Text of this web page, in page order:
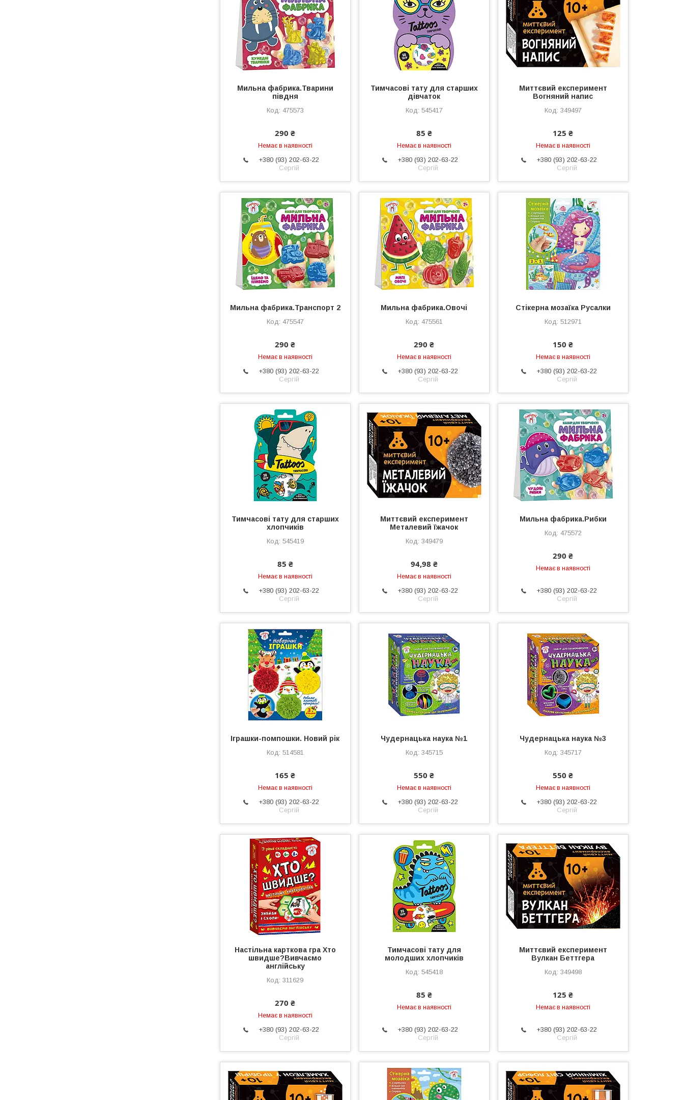
Мильна фабрика.Тварини
півдня
475573
290 ₴
Немає в наявності
+380 (93) 202-63-22
Сергій
Тимчасові тату для старших
дівчаток
545417
85 ₴
Немає в наявності
+380 (93) 202-63-22
Сергій
Миттєвий експеримент
Вогняний напис
349497
125 ₴
Немає в наявності
+380 (93) 202-63-22
Сергій
Мильна фабрика.Транспорт 2
475547
290 ₴
Немає в наявності
+380 (93) 202-63-22
Сергій
Мильна фабрика.Овочі
475561
290 ₴
Немає в наявності
+380 (93) 202-63-22
Сергій
Стікерна мозаїка Русалки
512971
150 ₴
Немає в наявності
+380 (93) 202-63-22
Сергій
Тимчасові тату для старших
хлопчиків
545419
85 ₴
Немає в наявності
+380 (93) 202-63-22
Сергій
Миттєвий експеримент
Металевий їжачок
349479
94,98 ₴
Немає в наявності
+380 (93) 202-63-22
Сергій
Мильна фабрика.Рибки
475572
290 ₴
Немає в наявності
+380 (93) 202-63-22
Сергій
Іграшки-помпошки. Новий рік
514581
165 ₴
Немає в наявності
+380 (93) 202-63-22
Сергій
Чудернацька наука №1
345715
550 ₴
Немає в наявності
+380 (93) 202-63-22
Сергій
Чудернацька наука №3
345717
550 ₴
Немає в наявності
+380 (93) 202-63-22
Сергій
Настільна карткова гра Хто
швидше?Вивчаємо
англійську
311629
270 ₴
Немає в наявності
+380 (93) 202-63-22
Сергій
Тимчасові тату для
молодших хлопчиків
545418
85 ₴
Немає в наявності
+380 (93) 202-63-22
Сергій
Миттєвий експеримент
Вулкан Беттгера
349498
125 ₴
Немає в наявності
+380 (93) 202-63-22
Сергій